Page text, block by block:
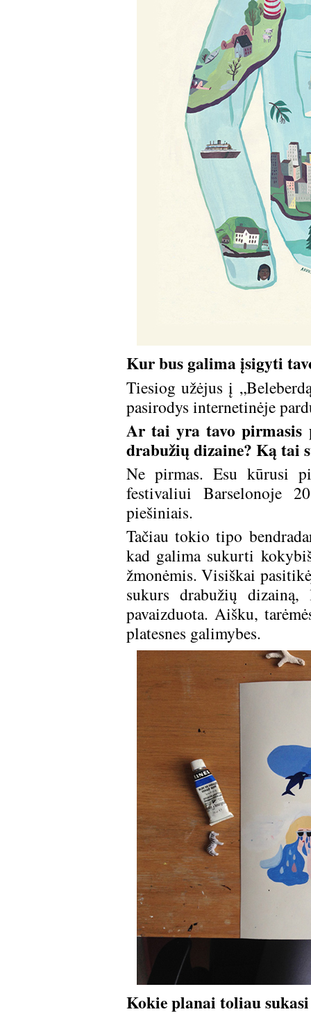
Kur bus galima įsigyti
Tiesiog užėjus į
pasirodys internetinėje
Ar tai yra tavo pirmasis
drabužių dizaine? Ką tai
Ne pirmas. Esu kūrusi
festivaliui Barselonoje
piešiniais.
Tačiau tokio tipo
kad galima sukurti
žmonėmis. Visiškai
sukurs drabužių
pavaizduota. Aišku,
platesnes galimybes.
Kokie planai toliau